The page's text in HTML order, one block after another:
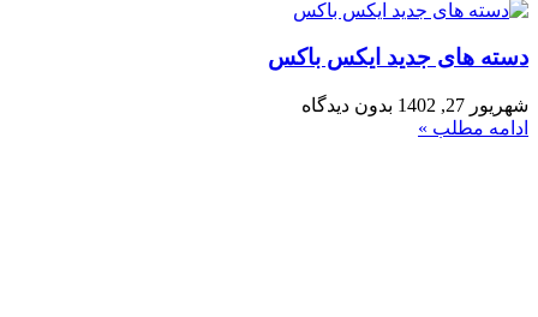
دسته های جدید ایکس باکس
شهریور 27, 1402
بدون دیدگاه
ادامه مطلب »